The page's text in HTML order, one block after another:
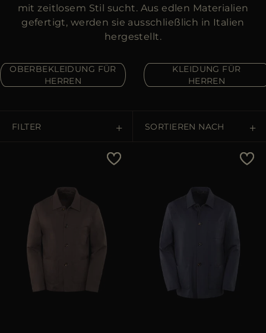
WEITERE LÄNDER
mit zeitlosem Stil sucht. Aus edlen Materialien
gefertigt, werden sie ausschließlich in Italien
hergestellt.
OBERBEKLEIDUNG FÜR
HERREN
KLEIDUNG FÜR
HERREN
FILTER SORTIEREN NACH
Preis - niedrig zu hoch
Preis - hoch zu niedrig
Bestseller